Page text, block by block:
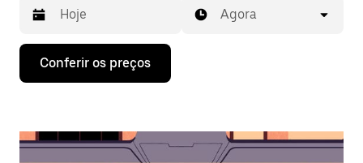
Pressione
seta
interagir
Agora
Conferir os preços